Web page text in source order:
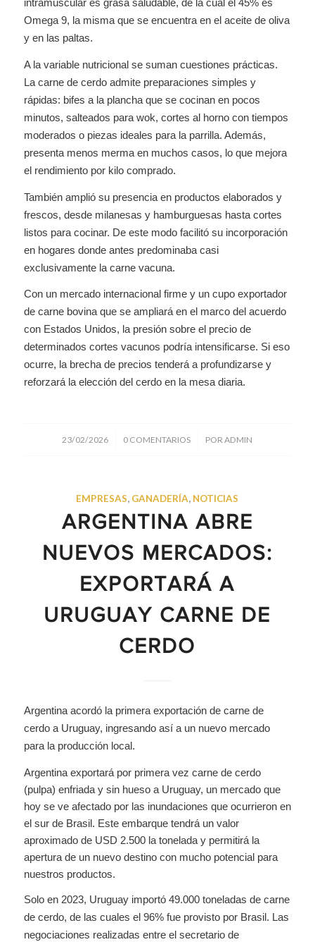
intramuscular es grasa saludable, de la cual el 45% es
Omega 9, la misma que se encuentra en el aceite de oliva
y en las paltas.
A la variable nutricional se suman cuestiones prácticas.
La carne de cerdo admite preparaciones simples y
rápidas: bifes a la plancha que se cocinan en pocos
minutos, salteados para wok, cortes al horno con tiempos
moderados o piezas ideales para la parrilla. Además,
presenta menos merma en muchos casos, lo que mejora
el rendimiento por kilo comprado.
También amplió su presencia en productos elaborados y
frescos, desde milanesas y hamburguesas hasta cortes
listos para cocinar. De este modo facilitó su incorporación
en hogares donde antes predominaba casi
exclusivamente la carne vacuna.
Con un mercado internacional firme y un cupo exportador
de carne bovina que se ampliará en el marco del acuerdo
con Estados Unidos, la presión sobre el precio de
determinados cortes vacunos podría intensificarse. Si eso
ocurre, la brecha de precios tenderá a profundizarse y
reforzará la elección del cerdo en la mesa diaria.
23/02/2026
/ 0 COMENTARIOS
/ PORADMIN
EMPRESAS, GANADERÍA, NOTICIAS
ARGENTINA ABRE
NUEVOS MERCADOS:
EXPORTARÁ A
URUGUAY CARNE DE
CERDO
Argentina acordó la primera exportación de carne de
cerdo a Uruguay, ingresando así a un nuevo mercado
para la producción local.
Argentina exportará por primera vez carne de cerdo
(pulpa) enfriada y sin hueso a Uruguay, un mercado que
hoy se ve afectado por las inundaciones que ocurrieron en
el sur de Brasil. Este embarque tendrá un valor
aproximado de USD 2.500 la tonelada y permitirá la
apertura de un nuevo destino con mucho potencial para
nuestros productos.
Solo en 2023, Uruguay importó 49.000 toneladas de carne
de cerdo, de las cuales el 96% fue provisto por Brasil. Las
negociaciones realizadas entre el secretario de